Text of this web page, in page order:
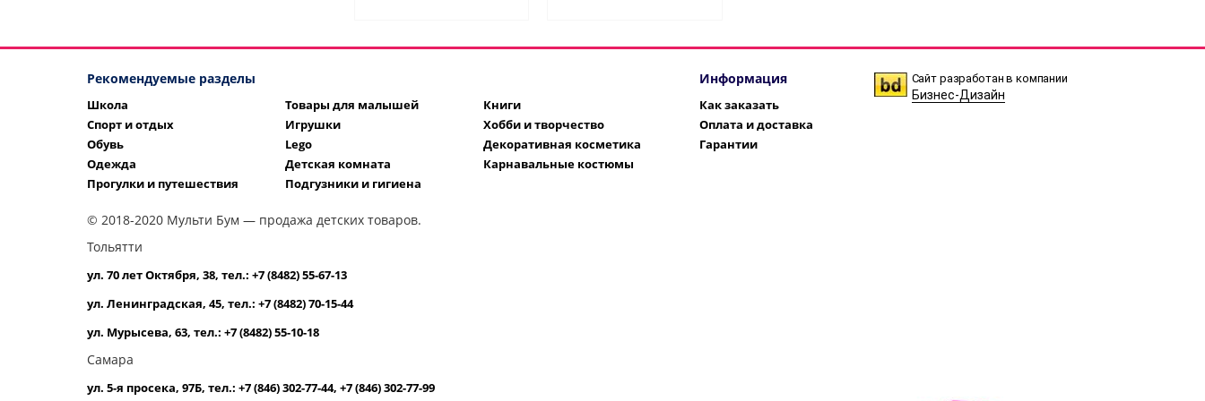
Рекомендуемые разделы Информация Сайт разработан в компании
Бизнес-Дизайн
Школа
Спорт и отдых
Обувь
Одежда
Прогулки и путешествия
Товары для малышей
Игрушки
Lego
Детская комната
Подгузники и гигиена
Книги
Хобби и творчество
Декоративная косметика
Карнавальные костюмы
Как заказать
Оплата и доставка
Гарантии
© 2018-2020 Мульти Бум — продажа детских товаров.
Тольятти
ул. 70 лет Октября, 38, тел.: +7 (8482) 55-67-13
ул. Ленинградская, 45, тел.: +7 (8482) 70-15-44
ул. Мурысева, 63, тел.: +7 (8482) 55-10-18
Самара
ул. 5-я просека, 97Б, тел.: +7 (846) 302-77-44, +7 (846) 302-77-99